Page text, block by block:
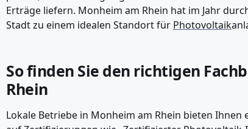
Erträge liefern. Monheim am Rhein hat im Jahr
Stadt zu einem idealen Standort für Photovoltaik
So finden Sie den richtigen
Rhein
Lokale Betriebe in Monheim am Rhein bieten